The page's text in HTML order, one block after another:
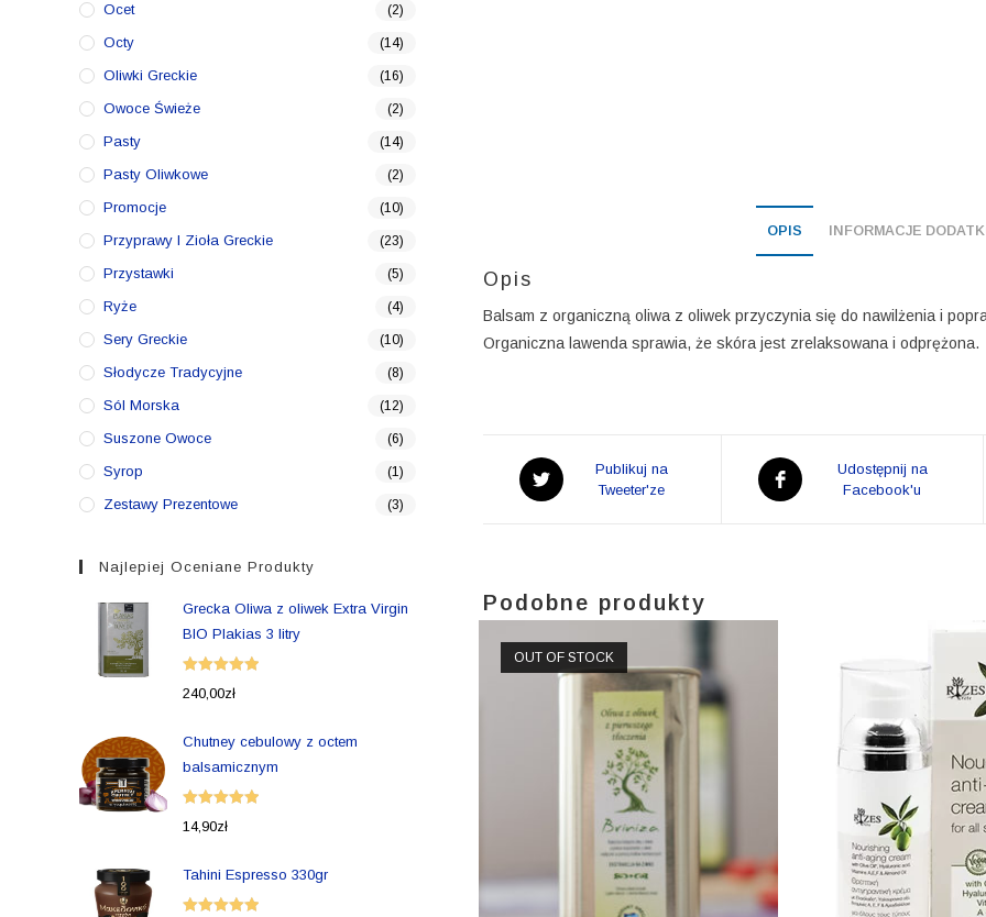
OPIS INFORMACJE
Opis
Balsam z organiczną oliwa z oliwek przyczynia się do nawilżenia i
Organiczna lawenda sprawia, że skóra jest zrelaksowana i odprężona.
Opens
in
Publikuj na
Tweeter'ze
Opens
in
Udostępnij na
Facebook'u
Podobne produkty
OUT OF STOCK
Ocet (2)
Octy (14)
Oliwki Greckie (16)
Owoce Świeże (2)
Pasty (14)
Pasty Oliwkowe (2)
Promocje (10)
Przyprawy I Zioła Greckie (23)
Przystawki (5)
Ryże (4)
Sery Greckie (10)
Słodycze Tradycyjne (8)
Sól Morska (12)
Suszone Owoce (6)
Syrop (1)
Zestawy Prezentowe (3)
Najlepiej Oceniane Produkty
Grecka Oliwa z oliwek Extra Virgin
BIO Plakias 3 litry
Oceniono
240,00zł
Chutney cebulowy z octem
balsamicznym
Oceniono
14,90zł
Tahini Espresso 330gr